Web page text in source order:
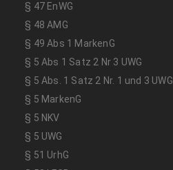
§ 47 EnWG
§ 48 AMG
§ 49 Abs 1 MarkenG
§ 5 Abs 1 Satz 2 Nr 3 UWG
§ 5 Abs. 1 Satz 2 Nr. 1 und 3 UWG
§ 5 MarkenG
§ 5 NKV
§ 5 UWG
§ 51 UrhG